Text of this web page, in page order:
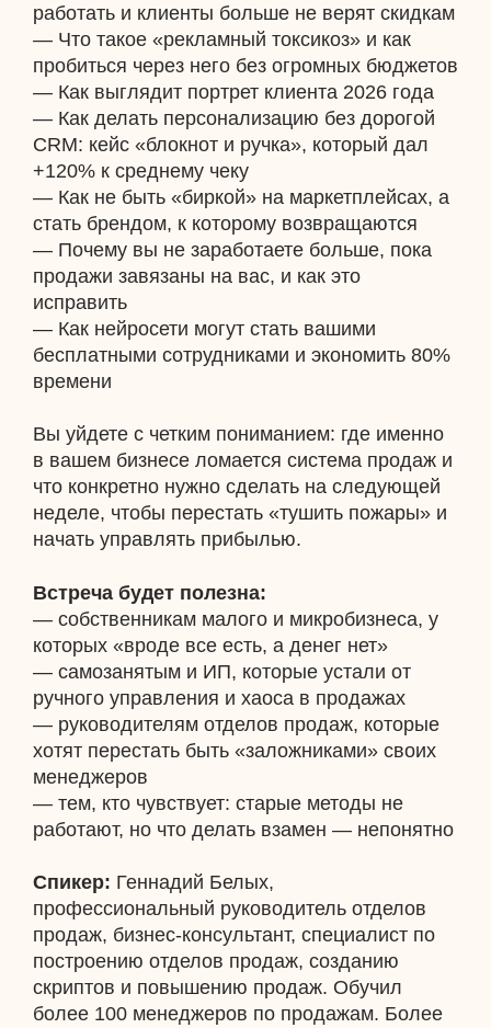
работать и клиенты больше не верят скидкам
— Что такое «рекламный токсикоз» и как
пробиться через него без огромных бюджетов
— Как выглядит портрет клиента 2026 года
— Как делать персонализацию без дорогой
CRM: кейс «блокнот и ручка», который дал
+120% к среднему чеку
— Как не быть «биркой» на маркетплейсах, а
стать брендом, к которому возвращаются
— Почему вы не заработаете больше, пока
продажи завязаны на вас, и как это
исправить
— Как нейросети могут стать вашими
бесплатными сотрудниками и экономить 80%
времени
Вы уйдете с четким пониманием: где именно
в вашем бизнесе ломается система продаж и
что конкретно нужно сделать на следующей
неделе, чтобы перестать «тушить пожары» и
начать управлять прибылью.
Встреча будет полезна:
— собственникам малого и микробизнеса, у
которых «вроде все есть, а денег нет»
— самозанятым и ИП, которые устали от
ручного управления и хаоса в продажах
— руководителям отделов продаж, которые
хотят перестать быть «заложниками» своих
менеджеров
— тем, кто чувствует: старые методы не
работают, но что делать взамен — непонятно
Спикер: Геннадий Белых,
профессиональный руководитель отделов
продаж, бизнес-консультант, специалист по
построению отделов продаж, созданию
скриптов и повышению продаж. Обучил
более 100 менеджеров по продажам. Более